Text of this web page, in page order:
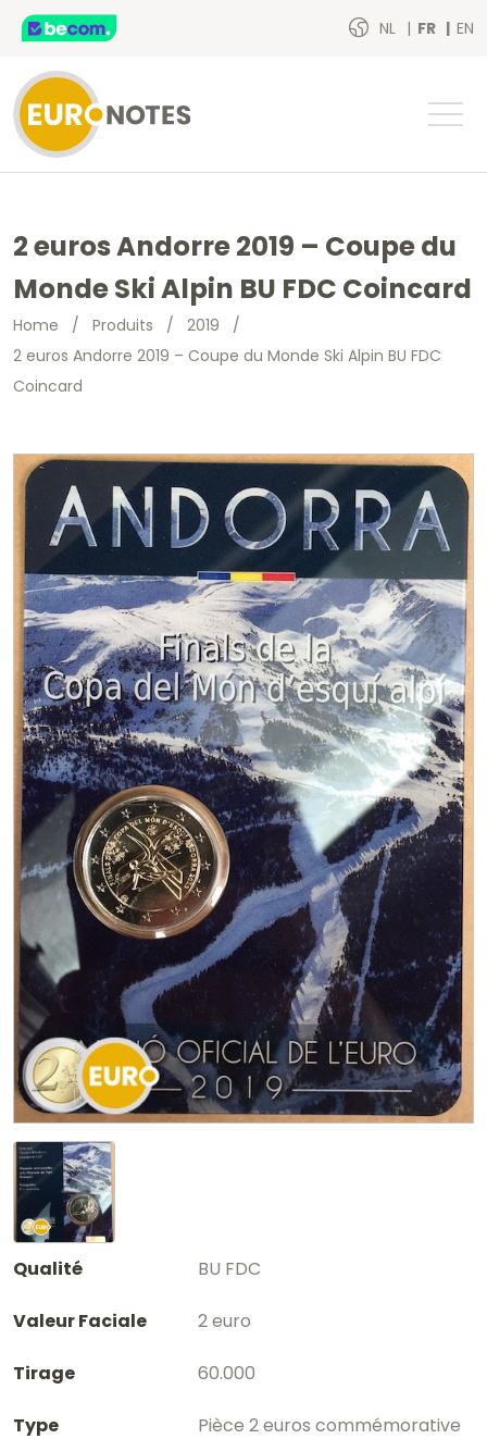
NL FR EN
2 euros Andorre 2019 – Coupe du
Monde Ski Alpin BU FDC Coincard
Home / Produits / 2019 /
2 euros Andorre 2019 – Coupe du Monde Ski Alpin BU FDC
Coincard
Qualité BU FDC
Valeur Faciale 2 euro
Tirage 60.000
Type Pièce 2 euros commémorative